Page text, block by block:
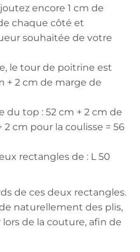
encore 1 cm de
chaque côté et
souhaitée de votre
le tour de poitrine est
+ 2 cm de marge de
du top : 52 cm + 2 cm de
cm pour la coulisse = 56
rectangles de : L 50
de ces deux rectangles.
naturellement des plis,
de la couture, afin de